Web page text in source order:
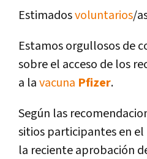
Estimadosvoluntarios/
Estamos orgullosos de
sobre el acceso de los
a lavacuna Pfizer.
Según las
sitios participantes en
la reciente aprobación